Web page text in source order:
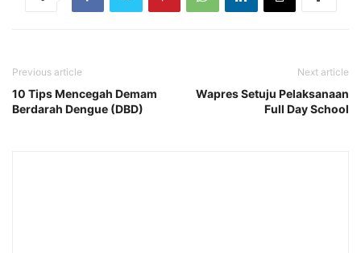
Previous article
10 Tips Mencegah Demam
Berdarah Dengue (DBD)
Next article
Wapres Setuju Pelaksanaan
Full Day School